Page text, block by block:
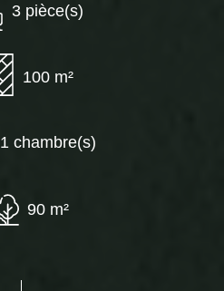
3 pièce(s)
100 m²
1 chambre(s)
90 m²